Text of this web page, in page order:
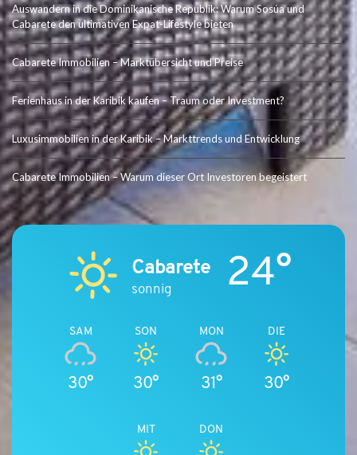
Auswandern in die Dominikanische Republik: Warum Sosúa und
Cabarete den ultimativen Expat-Lifestyle bieten
Cabarete Immobilien – Marktübersicht und Preise
Ferienhaus in der Karibik kaufen – Traum oder Investment?
Luxusimmobilien in der Karibik – Markttrends und Entwicklung
Cabarete Immobilien – Warum dieser Ort Investoren begeistert
Cabarete
sonnig 24°
SAM
30°
SON
30°
MON
31°
DIE
30°
MIT DON